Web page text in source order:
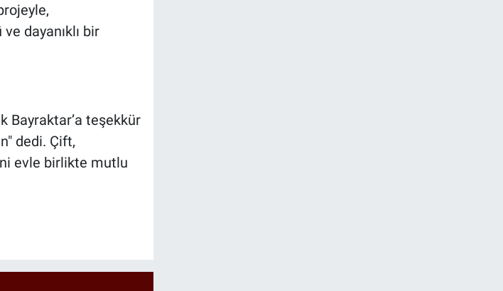
dayanıklı bir
Bayraktar’a teşekkür
dedi. Çift,
evle birlikte mutlu